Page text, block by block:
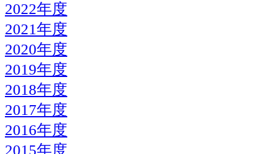
2022年度
2021年度
2020年度
2019年度
2018年度
2017年度
2016年度
2015年度